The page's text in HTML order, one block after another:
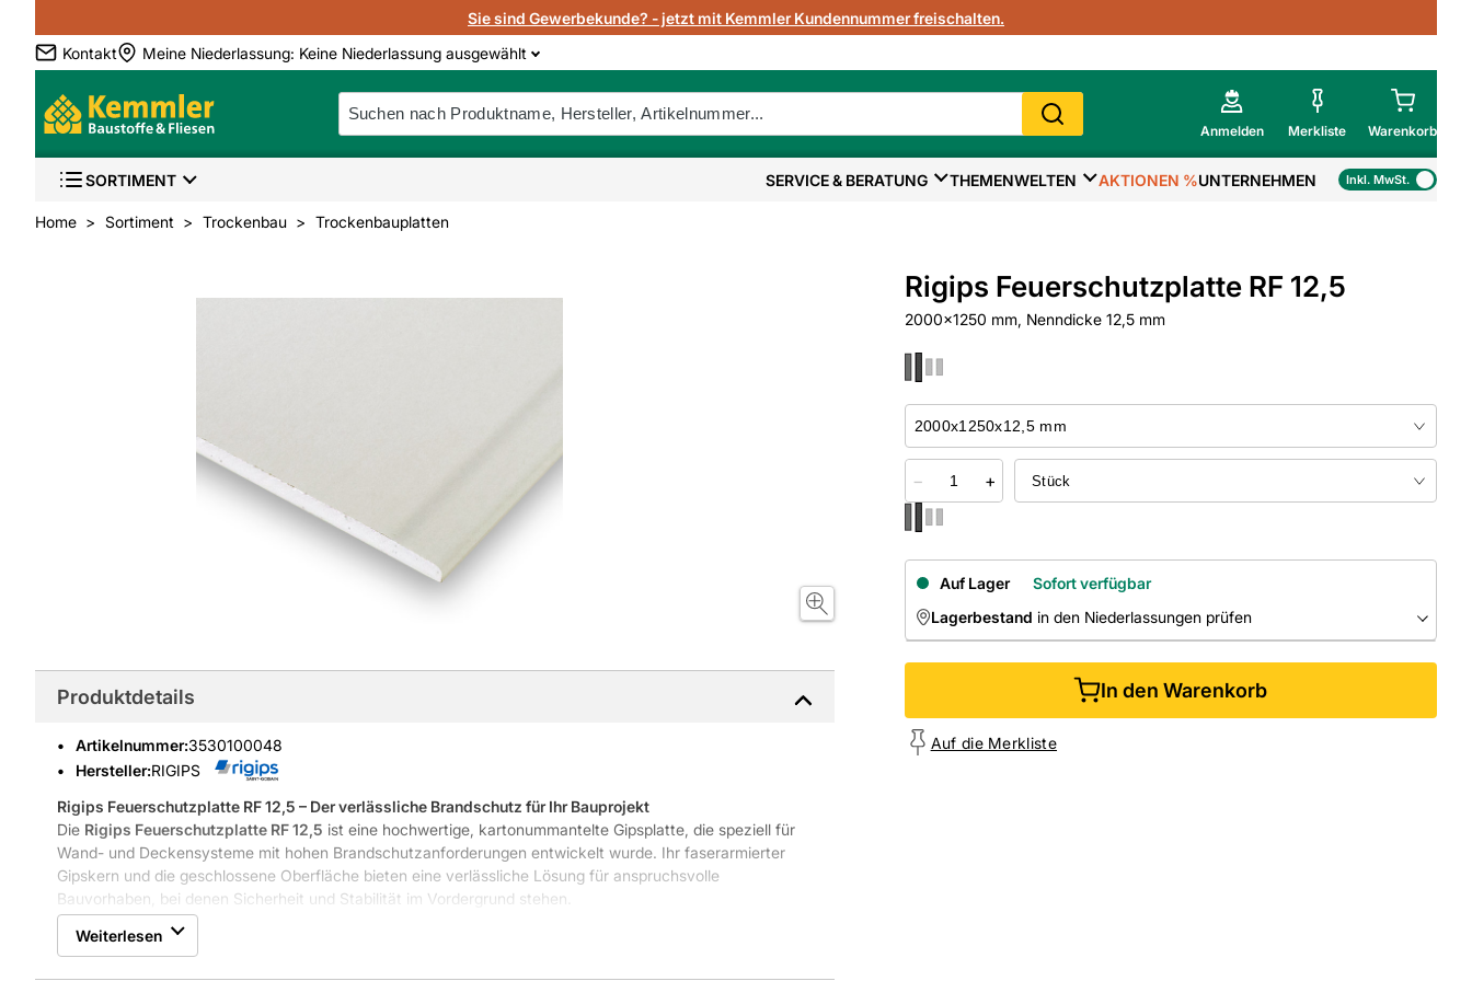
Sie sind Gewerbekunde? - jetzt mit Kemmler Kundennummer freischalten.
Kontakt
Meine Niederlassung: Keine Niederlassung ausgewählt
Anmelden Merkliste Warenkorb
Mein Warenkorb
SORTIMENT SERVICE & BERATUNG THEMENWELTEN AKTIONEN %UNTERNEHMEN Inkl. MwSt.
Home Sortiment Trockenbau Trockenbauplatten
Rigips Feuerschutzplatte RF 12,5
2000x1250 mm, Nenndicke 12,5 mm
− +
Auf Lager
Sofort verfügbar
Lagerbestand in den Niederlassungen prüfen
NIEDERLASSUNGEN
In den Warenkorb
Auf die Merkliste
Produktdetails
Artikelnummer:3530100048
Hersteller:RIGIPS
Rigips Feuerschutzplatte RF 12,5 – Der verlässliche Brandschutz für Ihr Bauprojekt
Die Rigips Feuerschutzplatte RF 12,5 ist eine hochwertige, kartonummantelte Gipsplatte, die speziell für
Wand- und Deckensysteme mit hohen Brandschutzanforderungen entwickelt wurde. Ihr faserarmierter
Gipskern und die geschlossene Oberfläche bieten eine verlässliche Lösung für anspruchsvolle
Bauvorhaben, bei denen Sicherheit und Stabilität im Vordergrund stehen.
Diese Gipsplatte erfüllt die Anforderungen der
Weiterlesen